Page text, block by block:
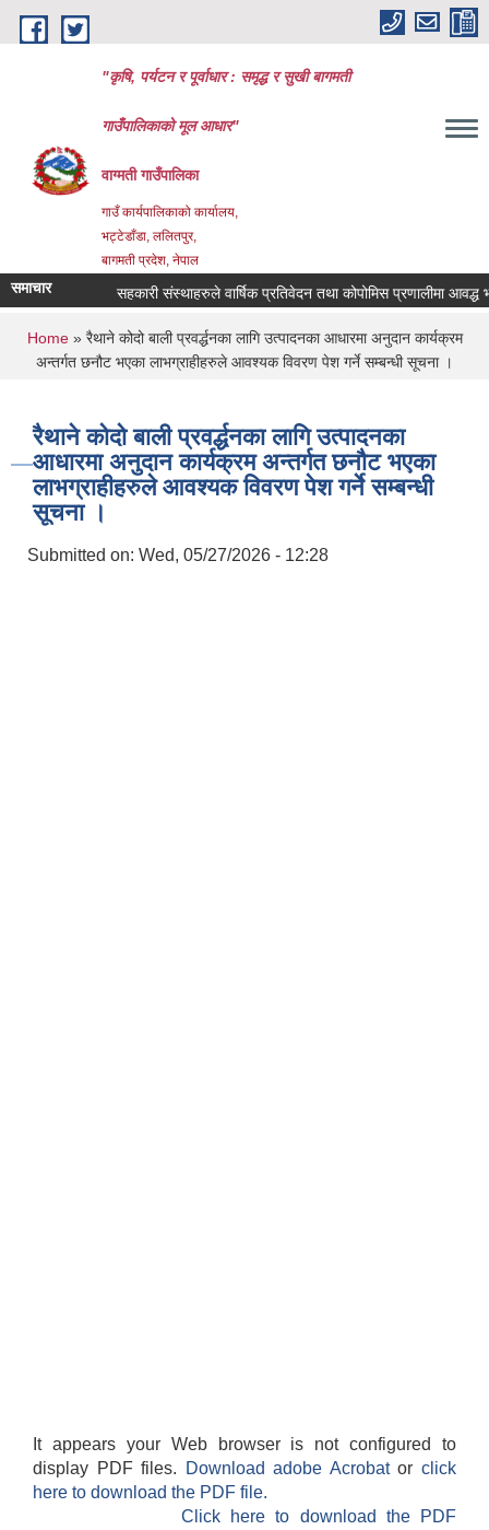
Skip to main content
"कृषि, पर्यटन र पूर्वाधार : समृद्ध र सुखी बागमती
गाउँपालिकाको मूल आधार"
वाग्मती गाउँपालिका
गाउँ कार्यपालिकाको कार्यालय,
भट्टेडाँडा, ललितपुर,
बागमती प्रदेश, नेपाल
समाचार सहकारी संस्थाहरुले वार्षिक प्रतिवेदन तथा कोपोमिस प्रणालीमा आवद्ध
You are here
Home» रैथाने कोदो बाली प्रवर्द्धनका लागि उत्पादनका आधारमा अनुदान कार्यक्रम
अन्तर्गत छनौट भएका लाभग्राहीहरुले आवश्यक विवरण पेश गर्ने सम्बन्धी सूचना ।
रैथाने कोदो बाली प्रवर्द्धनका लागि उत्पादनका
आधारमा अनुदान कार्यक्रम अन्तर्गत छनौट भएका
लाभग्राहीहरुले आवश्यक विवरण पेश गर्ने सम्बन्धी
सूचना ।
Submitted on: Wed, 05/27/2026 - 12:28
It appears your Web browser is not configured to
display PDF files.
Download adobe Acrobatorclick
here to download the PDF file.
Click here to download the PDF